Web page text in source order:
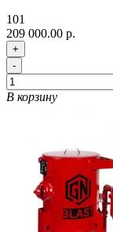
101
209 000.00 р.
+
-
В корзину